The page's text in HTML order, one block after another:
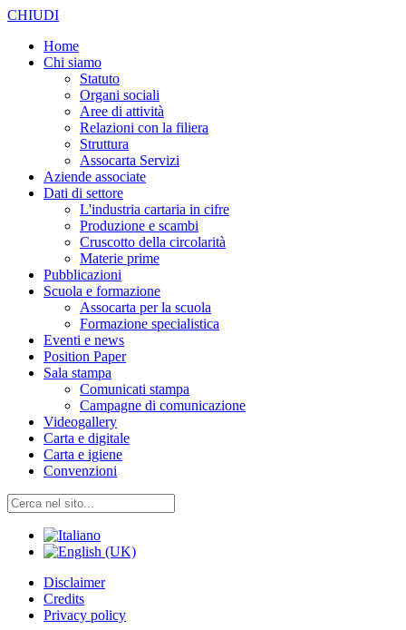
CHIUDI
Home
Chi siamo
Statuto
Organi sociali
Aree di attività
Relazioni con la filiera
Struttura
Assocarta Servizi
Aziende associate
Dati di settore
L'industria cartaria in cifre
Produzione e scambi
Cruscotto della circolarità
Materie prime
Pubblicazioni
Scuola e formazione
Assocarta per la scuola
Formazione specialistica
Eventi e news
Position Paper
Sala stampa
Comunicati stampa
Campagne di comunicazione
Videogallery
Carta e digitale
Carta e igiene
Convenzioni
Disclaimer
Credits
Privacy policy